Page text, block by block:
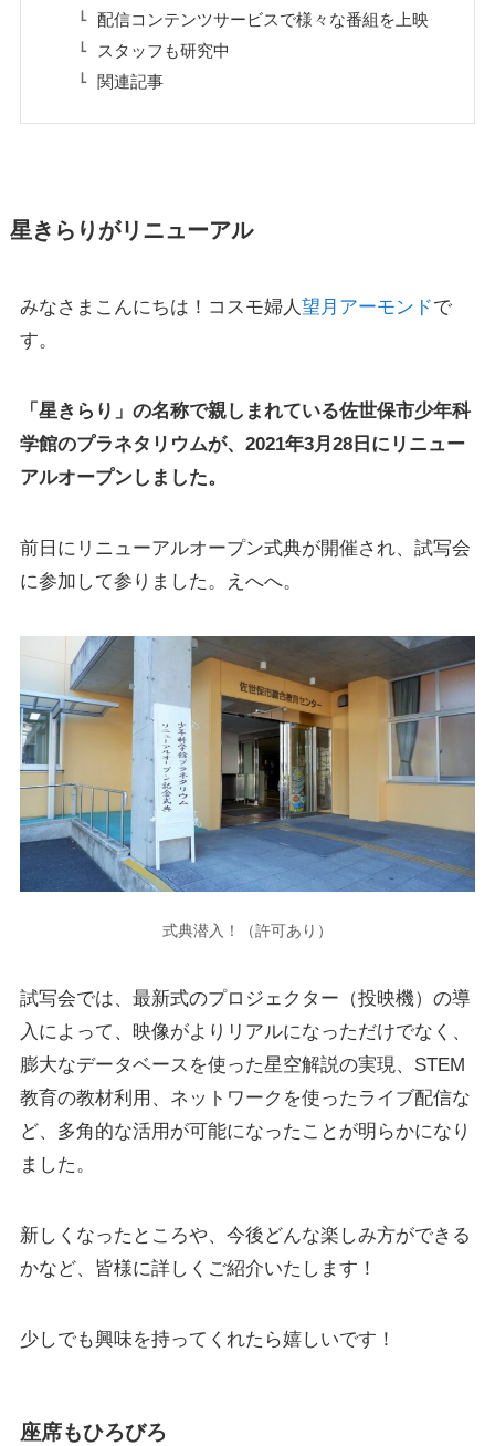
配信コンテンツサービスで様々な番組を上映
スタッフも研究中
関連記事
星きらりがリニューアル
みなさまこんにちは！コスモ婦人 望月アーモンドで
す。
「星きらり」の名称で親しまれている佐世保市少年科
学館のプラネタリウムが、2021年3月28日にリニュー
アルオープンしました。
前日にリニューアルオープン式典が開催され、試写会
に参加して参りました。えへへ。
式典潜入！（許可あり）
試写会では、 最新式のプロジェクター（投映機）の導
入 によって、映像がよりリアルになっただけでなく、
膨大なデータベースを使った星空解説の実現、STEM
教育の教材利用、ネットワークを使ったライブ配信な
ど、 多角的な活用が可能になったことが明らかになり
ました。
新しくなったところや、今後どんな楽しみ方ができる
かなど、皆様に詳しくご紹介いたします！
少しでも興味を持ってくれたら嬉しいです！
座席もひろびろ